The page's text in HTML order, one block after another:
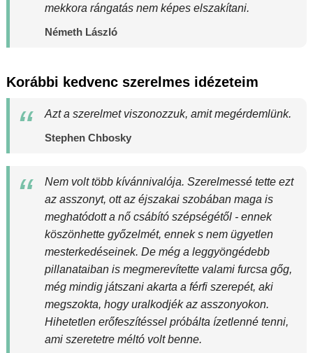
mekkora rángatás nem képes elszakítani.
Németh László
Korábbi kedvenc szerelmes idézeteim
Azt a szerelmet viszonozzuk, amit megérdemlünk.
Stephen Chbosky
Nem volt több kívánnivalója. Szerelmessé tette ezt
az asszonyt, ott az éjszakai szobában maga is
meghatódott a nő csábító szépségétől - ennek
köszönhette győzelmét, ennek s nem ügyetlen
mesterkedéseinek. De még a leggyöngédebb
pillanataiban is megmerevítette valami furcsa gőg,
még mindig játszani akarta a férfi szerepét, aki
megszokta, hogy uralkodjék az asszonyokon.
Hihetetlen erőfeszítéssel próbálta ízetlenné tenni,
ami szeretetre méltó volt benne.